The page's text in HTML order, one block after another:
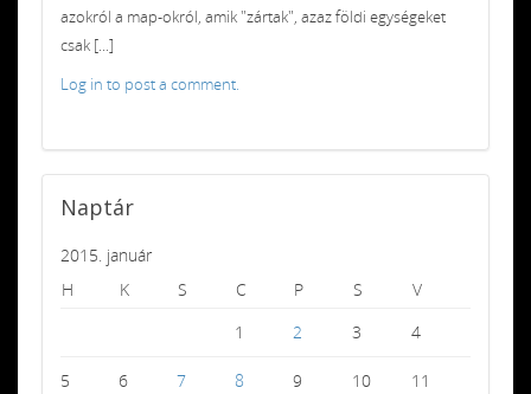
azokról a map-okról, amik "zártak", azaz földi egységeket
csak [...]
Log in to post a comment.
Naptár
2015. január
H
K S C P S
V
1
2 3 4
5 6 7 8 9 10 11